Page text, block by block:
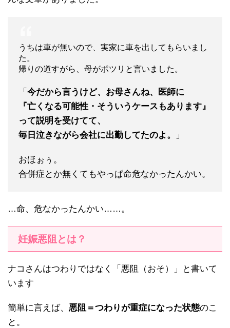
うちは車が無いので、実家に車を出してもらいまし
た。
帰りの道すがら、母がポツリと言いました。
「 今だから言うけど、お母さんね、医師に
『亡くなる可能性・そういうケースもあります』
って説明を受けてて、
毎日泣きながら会社に出勤してたのよ。
」
おほぉぅ。
合併症とか無くてもやっぱ命危なかったんかい。
…命、危なかったんかい……。
妊娠悪阻とは？
ナコさんはつわりではなく「悪阻（おそ）」と書いて
います
簡単に言えば、 悪阻＝つわりが重症になった状態のこ
と。